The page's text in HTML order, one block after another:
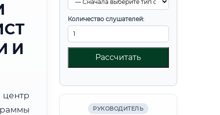
Количество слушателей:
Рассчитать
РУКОВОДИТЕЛЬ
И